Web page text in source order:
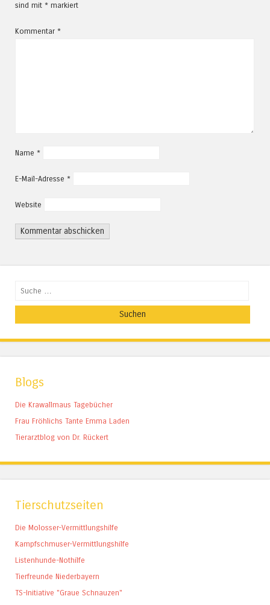
sind mit * markiert
Kommentar *
Name *
E-Mail-Adresse *
Website
Suchen
Blogs
Die Krawallmaus Tagebücher
Frau Fröhlichs Tante Emma Laden
Tierarztblog von Dr. Rückert
Tierschutzseiten
Die Molosser-Vermittlungshilfe
Kampfschmuser-Vermittlungshilfe
Listenhunde-Nothilfe
Tierfreunde Niederbayern
TS-Initiative "Graue Schnauzen"